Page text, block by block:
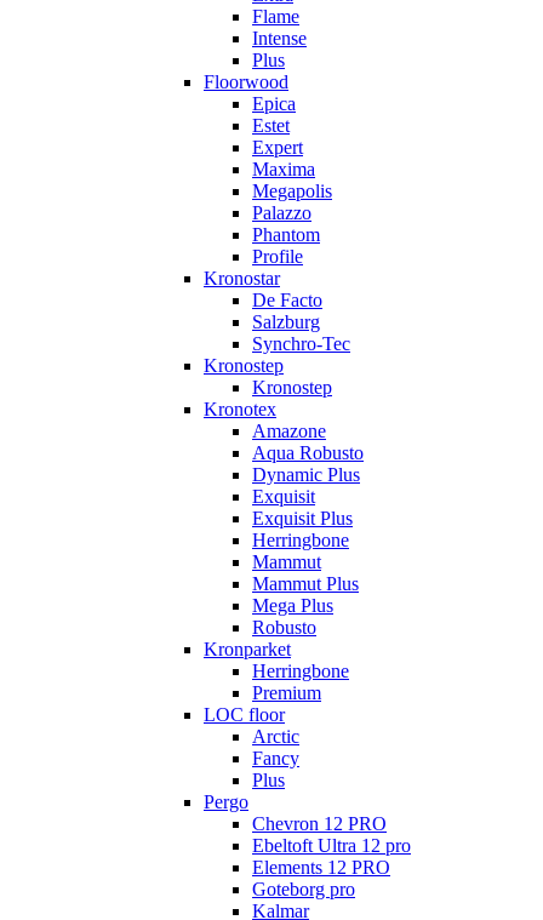
Flame
Intense
Plus
Floorwood
Epica
Estet
Expert
Maxima
Megapolis
Palazzo
Phantom
Profile
Kronostar
De Facto
Salzburg
Synchro-Tec
Kronostep
Kronostep
Kronotex
Amazone
Aqua Robusto
Dynamic Plus
Exquisit
Exquisit Plus
Herringbone
Mammut
Mammut Plus
Mega Plus
Robusto
Kronparket
Herringbone
Premium
LOC floor
Arctic
Fancy
Plus
Pergo
Chevron 12 PRO
Ebeltoft Ultra 12 pro
Elements 12 PRO
Goteborg pro
Kalmar